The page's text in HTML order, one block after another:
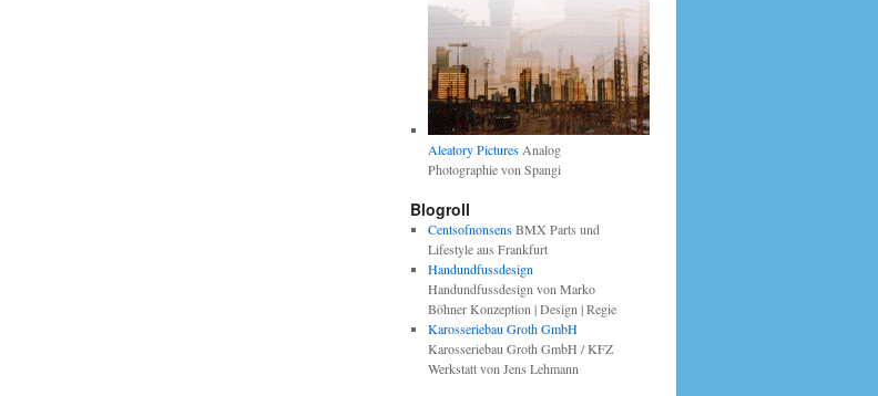
Aleatory PicturesAnalog
Photographie von Spangi
Blogroll
CentsofnonsensBMX Parts und
Lifestyle aus Frankfurt
Handundfussdesign
Handundfussdesign von Marko
Böhner Konzeption | Design | Regie
Karosseriebau Groth GmbH
Karosseriebau Groth GmbH / KFZ
Werkstatt von Jens Lehmann